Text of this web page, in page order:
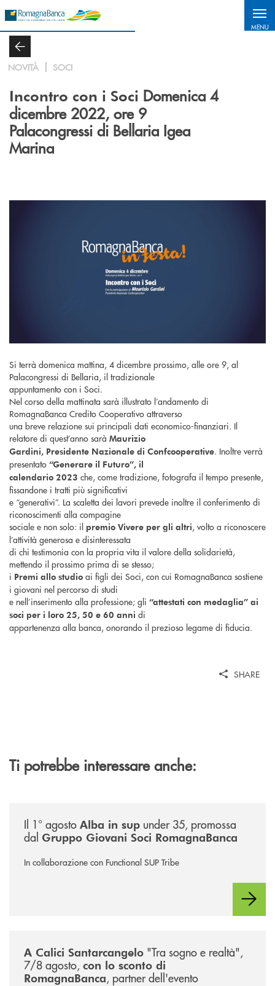
MENU
NOVITÀ SOCI
Incontro con i Soci Domenica 4
dicembre 2022, ore 9
Palacongressi di Bellaria Igea
Marina
Si terrà domenica mattina, 4 dicembre prossimo, alle ore 9, al
Palacongressi di Bellaria, il tradizionale
appuntamento con i Soci.
Nel corso della mattinata sarà illustrato l’andamento di
RomagnaBanca Credito Cooperativo attraverso
una breve relazione sui principali dati economico-finanziari. Il
relatore di quest’anno sarà Maurizio
Gardini, Presidente Nazionale di Confcooperative. Inoltre verrà
presentato “Generare il Futuro”, il
calendario 2023 che, come tradizione, fotografa il tempo presente,
fissandone i tratti più significativi
e “generativi”. La scaletta dei lavori prevede inoltre il conferimento di
riconoscimenti alla compagine
sociale e non solo: il premio Vivere per gli altri, volto a riconoscere
l’attività generosa e disinteressata
di chi testimonia con la propria vita il valore della solidarietà,
mettendo il prossimo prima di se stesso;
i Premi allo studio ai figli dei Soci, con cui RomagnaBanca sostiene
i giovani nel percorso di studi
e nell’inserimento alla professione; gli “attestati con medaglia” ai
soci per i loro 25, 50 e 60 anni di
appartenenza alla banca, onorando il prezioso legame di fiducia.
SHARE
Ti potrebbe interessare anche:
Il 1° agosto Alba in sup under 35, promossa
dal Gruppo Giovani Soci RomagnaBanca
In collaborazione con Functional SUP Tribe
A Calici Santarcangelo "Tra sogno e realtà",
7/8 agosto, con lo sconto di
RomagnaBanca, partner dell'evento